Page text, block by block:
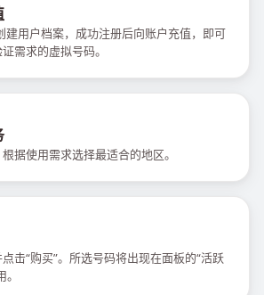
建用户档案，成功注册后向账户充值，即可
需求的虚拟号码。
据使用需求选择最适合的地区。
击“购买”。所选号码将出现在面板的“活跃